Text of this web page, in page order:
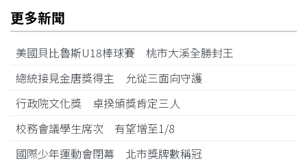
更多新聞
美國貝比魯斯U18棒球賽 桃市大溪全勝封王
總統接見金唐獎得主 允從三面向守護
行政院文化獎 卓揆頒獎肯定三人
校務會議學生席次 有望增至1/8
國際少年運動會閉幕 北市獎牌數稱冠